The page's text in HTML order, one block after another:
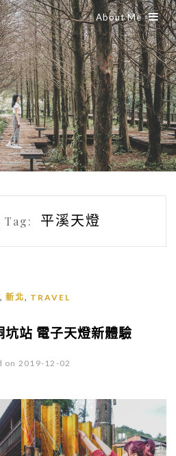
About Me
平溪天燈
,新北, TRAVEL
坑站 電子天燈新體驗
on 2019-12-02